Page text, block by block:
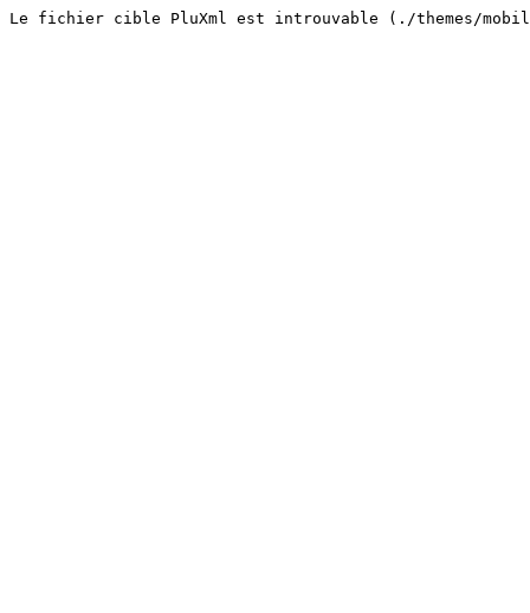
Le fichier cible PluXml est introuvable (./themes/